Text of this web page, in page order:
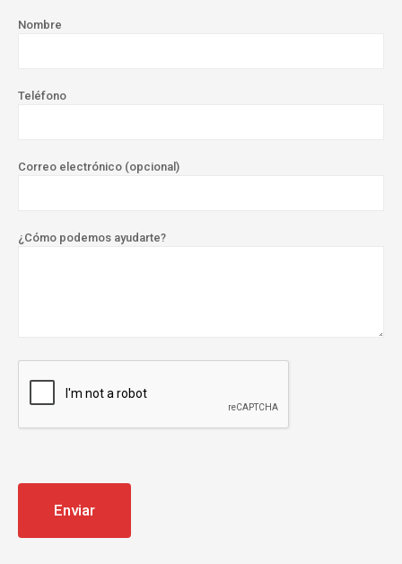
Nombre
Teléfono
Correo electrónico (opcional)
¿Cómo podemos ayudarte?